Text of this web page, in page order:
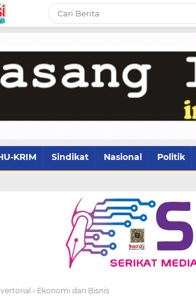
KRIM Sindikat Nasional Politik
› Ekonomi dan Bisnis